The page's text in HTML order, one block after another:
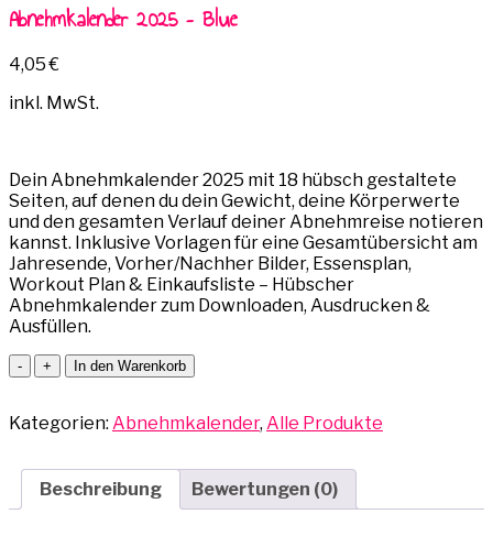
Abnehmkalender 2025 – Blue
4,05€
inkl. MwSt.
Dein Abnehmkalender 2025 mit 18 hübsch gestaltete
Seiten, auf denen du dein Gewicht, deine Körperwerte
und den gesamten Verlauf deiner Abnehmreise notieren
kannst. Inklusive Vorlagen für eine Gesamtübersicht am
Jahresende, Vorher/Nachher Bilder, Essensplan,
Workout Plan & Einkaufsliste – Hübscher
Abnehmkalender zum Downloaden, Ausdrucken &
Ausfüllen.
-
Abnehmkalender
2025
Blue
+ In den Warenkorb
Kategorien: Abnehmkalender, Alle Produkte
Beschreibung Bewertungen (0)